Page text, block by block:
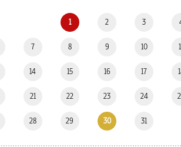
1 2 3
7 8 9 10
14 15 16 17
21 22 23 24
28 29 30 31